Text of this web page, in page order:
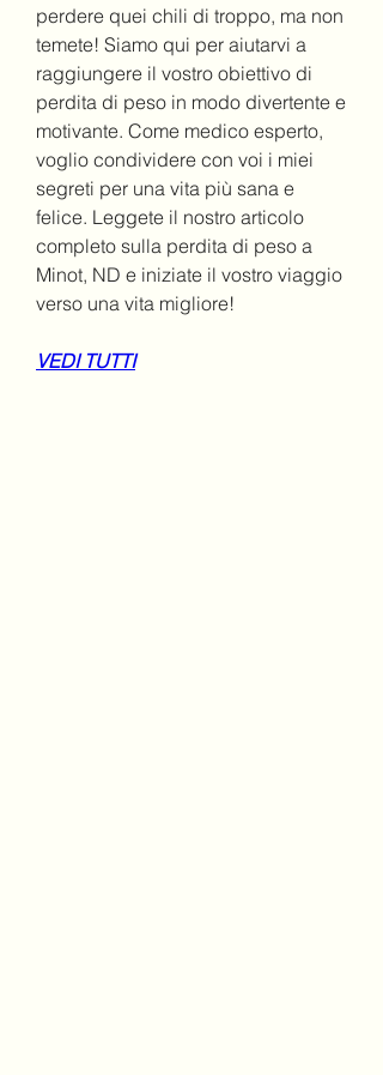
perdere quei chili di troppo, ma non
temete! Siamo qui per aiutarvi a
raggiungere il vostro obiettivo di
perdita di peso in modo divertente e
motivante. Come medico esperto,
voglio condividere con voi i miei
segreti per una vita più sana e
felice. Leggete il nostro articolo
completo sulla perdita di peso a
Minot, ND e iniziate il vostro viaggio
verso una vita migliore!
VEDI TUTTI